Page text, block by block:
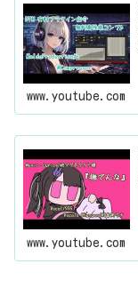
www.youtube.com
www.youtube.com